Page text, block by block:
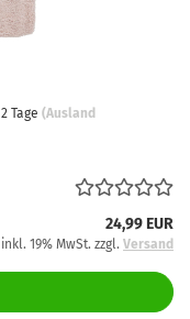
2 Tage (Ausland
24,99 EUR
inkl. 19% MwSt. zzgl. Versand